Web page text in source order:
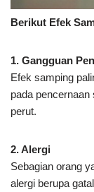
Berikut Efek
1. Gangguan
Efek samping
pada
perut.
2. Alergi
Sebagian orang
alergi berupa